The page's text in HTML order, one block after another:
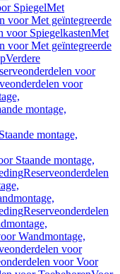
SpiegelMet
voor Met geïntegreerde
voor SpiegelkastenMet
voor Met geïntegreerde
Verdere
voor
voor
montage,
montage,
Staande montage,
Reserveonderdelen
Reserveonderdelen
Wandmontage,
voor
voor Voor